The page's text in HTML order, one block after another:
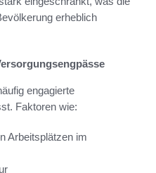
erheblich
engagierte
Faktoren wie:
Arbeitsplätzen im